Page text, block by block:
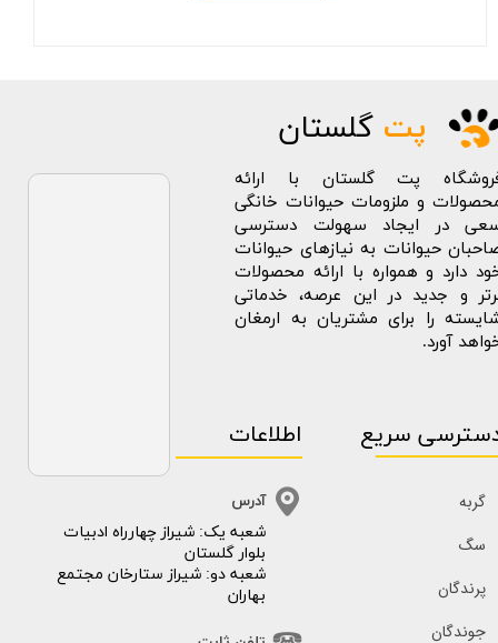
پت گلستان
پت گلستان با ارائه
و ملزومات حیوانات خانگی
در ایجاد سهولت دسترسی
حیوانات به نیازهای حیوانات
دارد و همواره با ارائه محصولات
و جدید در این عرصه، خدماتی
را برای مشتریان به ارمغان
آورد.
سریع
گربه
سگ
پرندگان
جوندگان
​​شعبه یک: شیراز چهارراه ادبیات
بلوار گلستان
شعبه دو: شیراز ستارخان مجتمع
بهاران
اطلاعات
آدرس